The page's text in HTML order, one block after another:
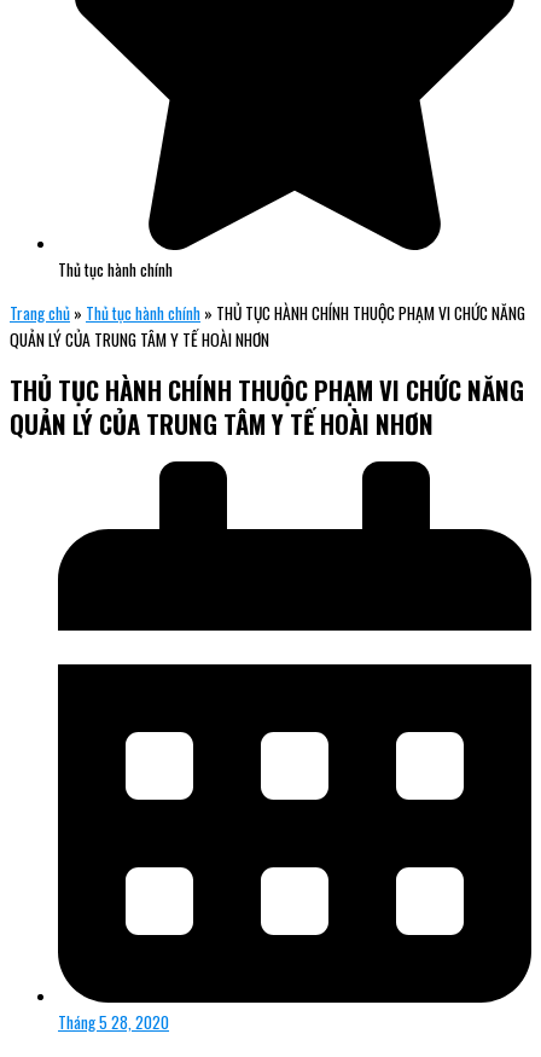
Thủ tục hành chính
Trang chủ » Thủ tục hành chính » THỦ TỤC HÀNH CHÍNH THUỘC PHẠM VI CHỨC NĂNG
QUẢN LÝ CỦA TRUNG TÂM Y TẾ HOÀI NHƠN
THỦ TỤC HÀNH CHÍNH THUỘC PHẠM VI CHỨC NĂNG
QUẢN LÝ CỦA TRUNG TÂM Y TẾ HOÀI NHƠN
Tháng 5 28, 2020